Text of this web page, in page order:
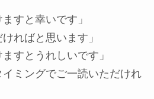
すと幸いです」
ればと思います」
すとうれしいです」
イミングでご一読いただけれ